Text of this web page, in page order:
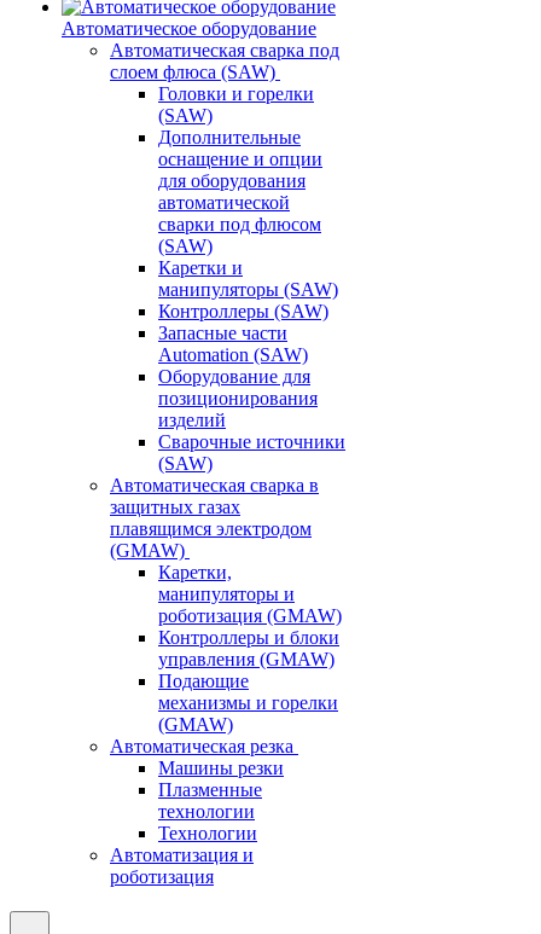
Автоматическое оборудование
Автоматическая сварка под
слоем флюса (SAW)
Головки и горелки
(SAW)
Дополнительные
оснащение и опции
для оборудования
автоматической
сварки под флюсом
(SAW)
Каретки и
манипуляторы (SAW)
Контроллеры (SAW)
Запасные части
Automation (SAW)
Оборудование для
позиционирования
изделий
Сварочные источники
(SAW)
Автоматическая сварка в
защитных газах
плавящимся электродом
(GMAW)
Каретки,
манипуляторы и
роботизация (GMAW)
Контроллеры и блоки
управления (GMAW)
Подающие
механизмы и горелки
(GMAW)
Автоматическая резка
Машины резки
Плазменные
технологии
Технологии
Автоматизация и
роботизация